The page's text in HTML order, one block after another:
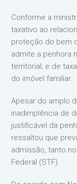
Conforme a
taxativo ao
proteção do bem
admite a penhora
territorial; e de
do imóvel familiar.
Apesar do amplo
inadimplência de
justificável da
ressaltou que
admissão, tanto
Federal (STF).